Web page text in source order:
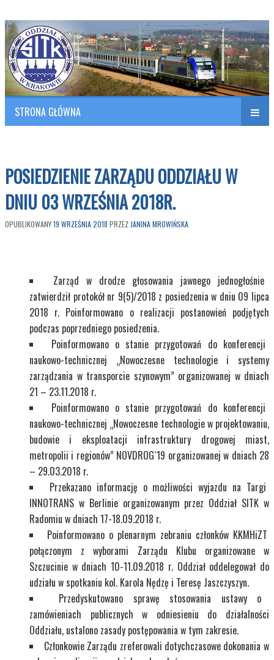
SITK RP Oddział w KRAKOWIE
Polish Association of Engineers & Technicians of Transportation
STRONA GŁÓWNA
POSIEDZIENIE ZARZĄDU ODDZIAŁU W
DNIU 03 WRZEŚNIA 2018R.
OPUBLIKOWANY19 WRZEŚNIA 2018 PRZEZ JANINA MROWIŃSKA
Zarząd w drodze głosowania jawnego jednogłośnie
zatwierdził protokół nr 9(5)/2018 z posiedzenia w dniu 09 lipca
2018 r. Poinformowano o realizacji postanowień podjętych
podczas poprzedniego posiedzenia.
Poinformowano o stanie przygotowań do konferencji
naukowo-technicznej „Nowoczesne technologie i systemy
zarządzania w transporcie szynowym” organizowanej w dniach
21 – 23.11.2018 r.
Poinformowano o stanie przygotowań do konferencji
naukowo-technicznej „Nowoczesne technologie w projektowaniu,
budowie i eksploatacji infrastruktury drogowej miast,
metropolii i regionów” NOVDROG`19 organizowanej w dniach 28
– 29.03.2018 r.
Przekazano informację o możliwości wyjazdu na Targi
INNOTRANS w Berlinie organizowanym przez Oddział SITK w
Radomiu w dniach 17-18.09.2018 r.
Poinformowano o plenarnym zebraniu członków KKMHiZT
połączonym z wyborami Zarządu Klubu organizowane w
Szczucinie w dniach 10-11.09.2018 r. Oddział oddelegował do
udziału w spotkaniu kol. Karola Nędzę i Teresę Jaszczyszyn.
Przedyskutowano sprawę stosowania ustawy o
zamówieniach publicznych w odniesieniu do działalności
Oddziału, ustalono zasady postępowania w tym zakresie.
Członkowie Zarządu zreferowali dotychczasowe dokonania w